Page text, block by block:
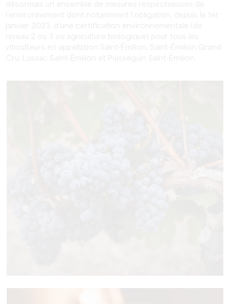
désormais un ensemble de mesures respectueuses de
l’environnement dont notamment l’obligation, depuis le 1er
janvier 2023, d’une certification environnementale (de
niveau 2 ou 3 ou agriculture biologique) pour tous les
viticulteurs en appellation Saint-Émilion, Saint-Émilion Grand
Cru, Lussac Saint-Émilion et Puisseguin Saint-Émilion.